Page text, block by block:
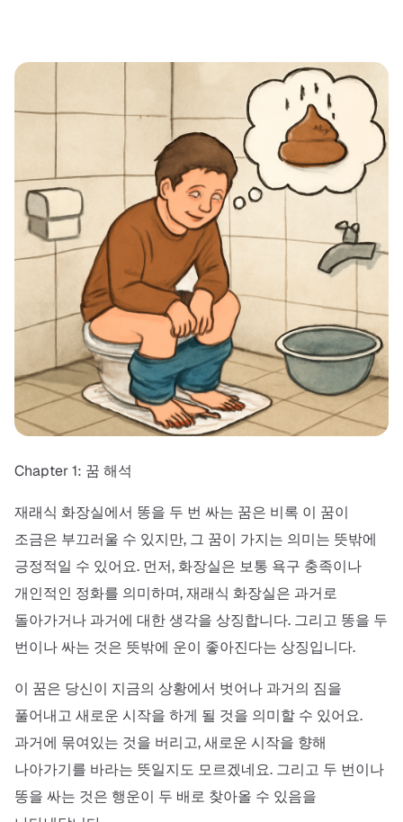
Chapter 1: 꿈 해석
재래식 화장실에서 똥을 두 번 싸는 꿈은 비록 이 꿈이
조금은 부끄러울 수 있지만, 그 꿈이 가지는 의미는 뜻밖에
긍정적일 수 있어요. 먼저, 화장실은 보통 욕구 충족이나
개인적인 정화를 의미하며, 재래식 화장실은 과거로
돌아가거나 과거에 대한 생각을 상징합니다. 그리고 똥을 두
번이나 싸는 것은 뜻밖에 운이 좋아진다는 상징입니다.
이 꿈은 당신이 지금의 상황에서 벗어나 과거의 짐을
풀어내고 새로운 시작을 하게 될 것을 의미할 수 있어요.
과거에 묶여있는 것을 버리고, 새로운 시작을 향해
나아가기를 바라는 뜻일지도 모르겠네요. 그리고 두 번이나
똥을 싸는 것은 행운이 두 배로 찾아올 수 있음을